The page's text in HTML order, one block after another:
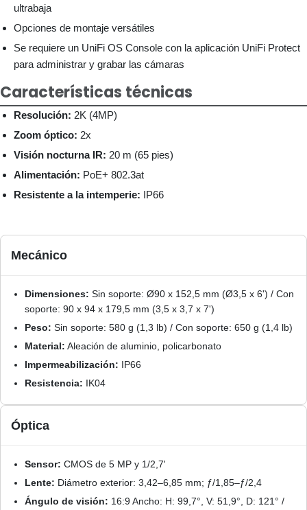
ultrabaja
Opciones de montaje versátiles
Se requiere un UniFi OS Console con la aplicación UniFi Protect
para administrar y grabar las cámaras
Características técnicas
Resolución: 2K (4MP)
Zoom óptico: 2x
Visión nocturna IR: 20 m (65 pies)
Alimentación: PoE+ 802.3at
Resistente a la intemperie: IP66
Mecánico
Dimensiones: Sin soporte: Ø90 x 152,5 mm (Ø3,5 x 6') / Con
soporte: 90 x 94 x 179,5 mm (3,5 x 3,7 x 7')
Peso: Sin soporte: 580 g (1,3 lb) / Con soporte: 650 g (1,4 lb)
Material: Aleación de aluminio, policarbonato
Impermeabilización: IP66
Resistencia: IK04
Óptica
Sensor: CMOS de 5 MP y 1/2,7'
Lente: Diámetro exterior: 3,42–6,85 mm; ƒ/1,85–ƒ/2,4
Ángulo de visión: 16:9 Ancho: H: 99,7°, V: 51,9°, D: 121° /